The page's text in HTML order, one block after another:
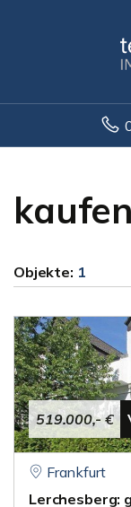
Objekte: 1
519.000,- €
Frankfurt
Lerchesberg: